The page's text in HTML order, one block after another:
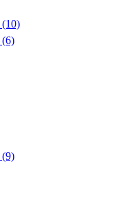
(10)
(6)
(9)